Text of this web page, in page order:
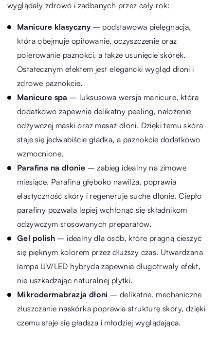
wyglądały zdrowo i zadbanych przez cały rok:
Manicure klasyczny– podstawowa pielęgnacja,
która obejmuje opiłowanie, oczyszczenie oraz
polerowanie paznokci, a także usunięcie skórek.
Ostatecznym efektem jest elegancki wygląd dłoni i
zdrowe paznokcie.
Manicure spa – luksusowa wersja manicure, która
dodatkowo zapewnia delikatny peeling, nałożenie
odżywczej maski oraz masaż dłoni. Dzięki temu skóra
staje się jedwabiście gładka, a paznokcie dodatkowo
wzmocnione.
Parafina na dłonie – zabieg idealny na zimowe
miesiące. Parafina głęboko nawilża, poprawia
elastyczność skóry i regeneruje suche dłonie. Ciepło
parafiny pozwala lepiej wchłonąć się składnikom
odżywczym stosowanych preparatów.
Gel polish – idealny dla osób, które pragną cieszyć
się pięknym kolorem przez dłuższy czas. Utwardzana
lampa UV/LED hybryda zapewnia długotrwały efekt,
nie uszkadzając naturalnej płytki.
Mikrodermabrazja dłoni – delikatne, mechaniczne
złuszczanie naskórka poprawia strukturę skóry, dzięki
czemu staje się gładsza i młodziej wyglądająca.